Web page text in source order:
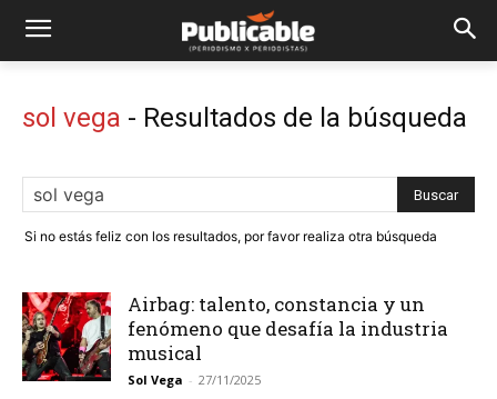
sol vega - Resultados de la búsqueda
Si no estás feliz con los resultados, por favor realiza otra búsqueda
Airbag: talento, constancia y un
fenómeno que desafía la industria
musical
Sol Vega - 27/11/2025